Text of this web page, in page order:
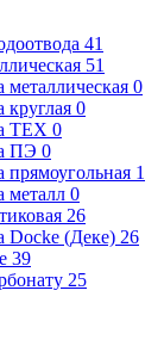
41
51
металлическая 0
круглая 0
ТЕХ 0
ПЭ 0
прямоугольная 1
металл 0
26
Docke (Деке) 26
39
25